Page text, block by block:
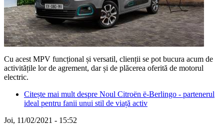
Cu acest MPV funcțional și versatil, clienții se pot bucura acum de
activitățile lor de agrement, dar și de plăcerea oferită de motorul
electric.
Citește mai mult despre Noul Citroën ë-Berlingo - partenerul
ideal pentru fanii unui stil de viață activ
Joi, 11/02/2021 - 15:52